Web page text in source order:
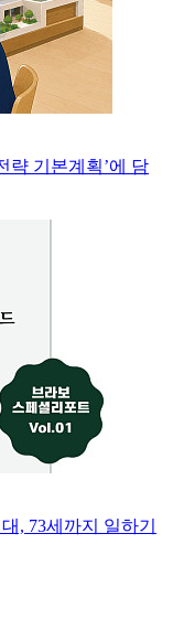
략 기본계획’에 담
, 73세까지 일하기